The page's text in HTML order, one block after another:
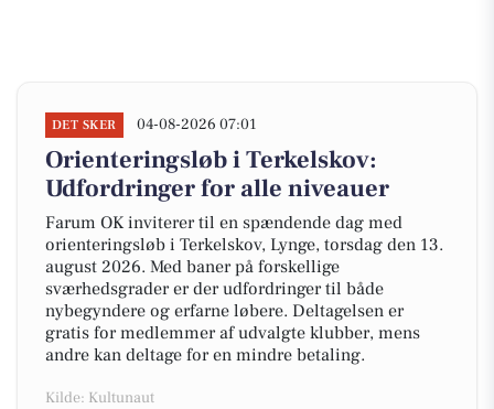
DET SKER 04-08-2026 07:01
Orienteringsløb i Terkelskov:
Udfordringer for alle niveauer
Farum OK inviterer til en spændende dag med
orienteringsløb i Terkelskov, Lynge, torsdag den 13.
august 2026. Med baner på forskellige
sværhedsgrader er der udfordringer til både
nybegyndere og erfarne løbere. Deltagelsen er
gratis for medlemmer af udvalgte klubber, mens
andre kan deltage for en mindre betaling.
Kilde: Kultunaut